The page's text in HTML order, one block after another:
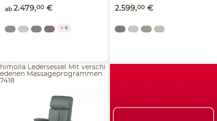
ab 2.479,00 €
+ 6
2.599,00 €
himolla Ledersessel Mit verschi
edenen Massageprogrammen
7418